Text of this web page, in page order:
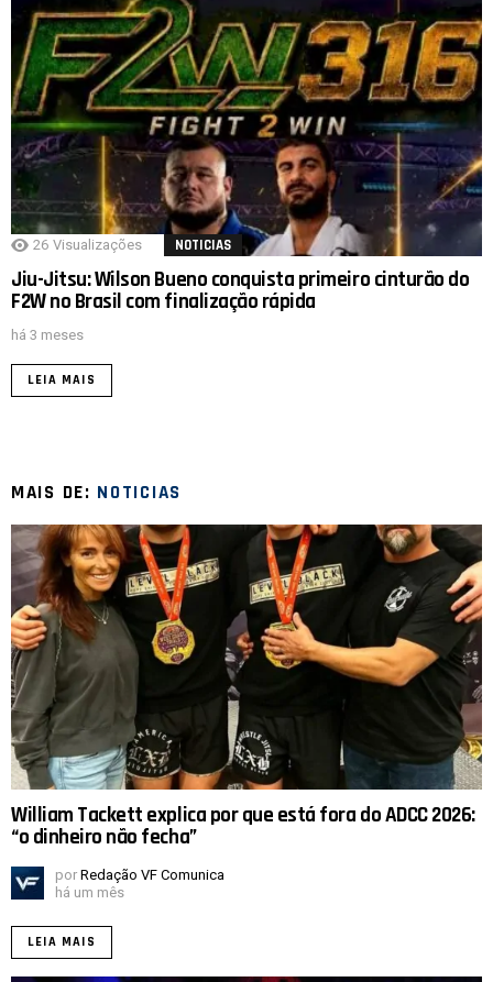
26 Visualizações NOTICIAS
Jiu-Jitsu: Wilson Bueno conquista primeiro cinturão do
F2W no Brasil com finalização rápida
há 3 meses
LEIA MAIS
MAIS DE: NOTICIAS
William Tackett explica por que está fora do ADCC 2026:
“o dinheiro não fecha”
por Redação VF Comunica
há um mês
LEIA MAIS